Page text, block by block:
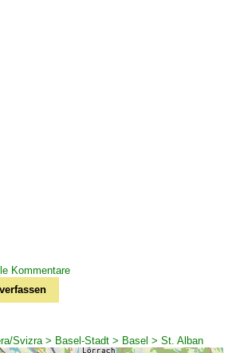
Kommentare
Svizra > Basel-Stadt > Basel > St. Alban